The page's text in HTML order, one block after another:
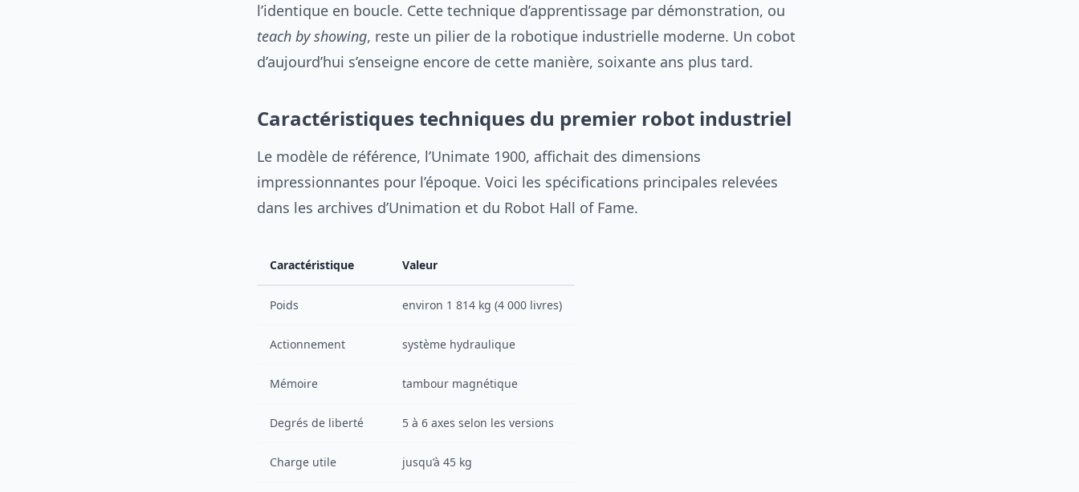
l’identique en boucle. Cette technique d’apprentissage par démonstration, ou
teach by showing, reste un pilier de la robotique industrielle moderne. Un cobot
d’aujourd’hui s’enseigne encore de cette manière, soixante ans plus tard.
Caractéristiques techniques du premier robot industriel
Le modèle de référence, l’Unimate 1900, affichait des dimensions
impressionnantes pour l’époque. Voici les spécifications principales relevées
dans les archives d’Unimation et du Robot Hall of Fame.
Caractéristique Valeur
Poids environ 1 814 kg (4 000 livres)
Actionnement système hydraulique
Mémoire tambour magnétique
Degrés de liberté 5 à 6 axes selon les versions
Charge utile jusqu’à 45 kg